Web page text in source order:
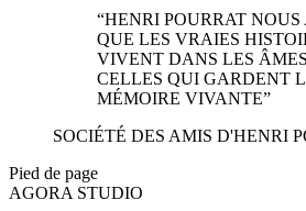
“HENRI POURRAT NOUS
QUE LES VRAIES
VIVENT DANS LES
CELLES QUI GARDENT
MÉMOIRE VIVANTE”
SOCIÉTÉ DES AMIS D'HENRI
Pied de page
AGORA STUDIO